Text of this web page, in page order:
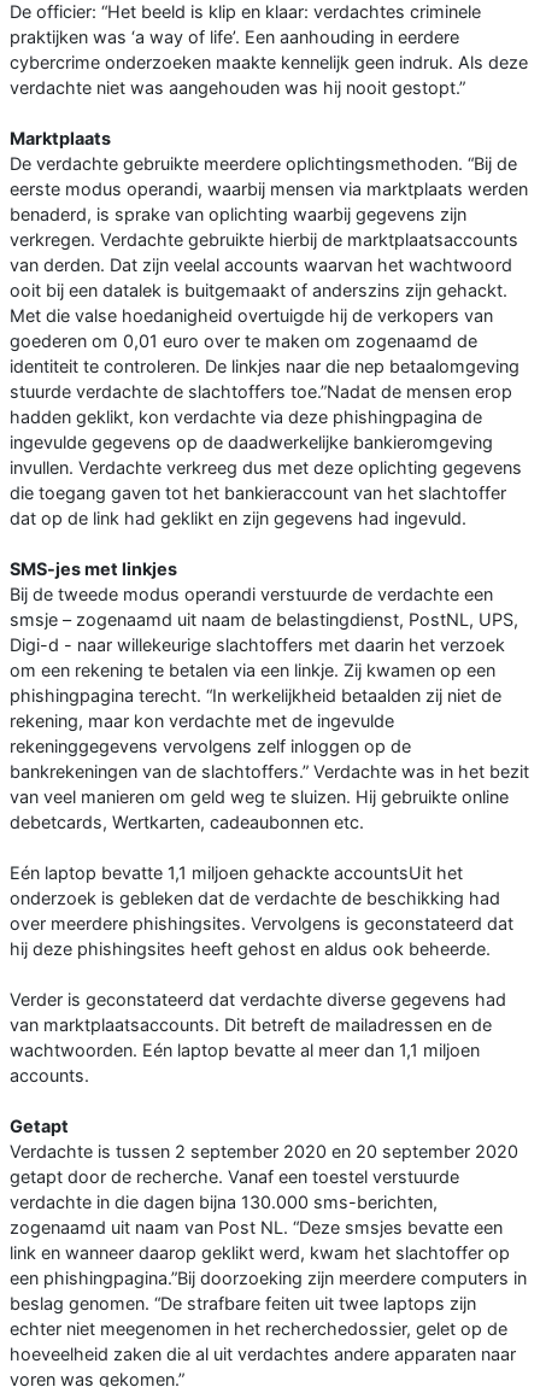
De officier: “Het beeld is klip en klaar: verdachtes criminele
praktijken was ‘a way of life’. Een aanhouding in eerdere
cybercrime onderzoeken maakte kennelijk geen indruk. Als deze
verdachte niet was aangehouden was hij nooit gestopt.”
Marktplaats
De verdachte gebruikte meerdere oplichtingsmethoden. “Bij de
eerste modus operandi, waarbij mensen via marktplaats werden
benaderd, is sprake van oplichting waarbij gegevens zijn
verkregen. Verdachte gebruikte hierbij de marktplaatsaccounts
van derden. Dat zijn veelal accounts waarvan het wachtwoord
ooit bij een datalek is buitgemaakt of anderszins zijn gehackt.
Met die valse hoedanigheid overtuigde hij de verkopers van
goederen om 0,01 euro over te maken om zogenaamd de
identiteit te controleren. De linkjes naar die nep betaalomgeving
stuurde verdachte de slachtoffers toe.”Nadat de mensen erop
hadden geklikt, kon verdachte via deze phishingpagina de
ingevulde gegevens op de daadwerkelijke bankieromgeving
invullen. Verdachte verkreeg dus met deze oplichting gegevens
die toegang gaven tot het bankieraccount van het slachtoffer
dat op de link had geklikt en zijn gegevens had ingevuld.
SMS-jes met linkjes
Bij de tweede modus operandi verstuurde de verdachte een
smsje – zogenaamd uit naam de belastingdienst, PostNL, UPS,
Digi-d - naar willekeurige slachtoffers met daarin het verzoek
om een rekening te betalen via een linkje. Zij kwamen op een
phishingpagina terecht. “In werkelijkheid betaalden zij niet de
rekening, maar kon verdachte met de ingevulde
rekeninggegevens vervolgens zelf inloggen op de
bankrekeningen van de slachtoffers.” Verdachte was in het bezit
van veel manieren om geld weg te sluizen. Hij gebruikte online
debetcards, Wertkarten, cadeaubonnen etc.
Eén laptop bevatte 1,1 miljoen gehackte accountsUit het
onderzoek is gebleken dat de verdachte de beschikking had
over meerdere phishingsites. Vervolgens is geconstateerd dat
hij deze phishingsites heeft gehost en aldus ook beheerde.
Verder is geconstateerd dat verdachte diverse gegevens had
van marktplaatsaccounts. Dit betreft de mailadressen en de
wachtwoorden. Eén laptop bevatte al meer dan 1,1 miljoen
accounts.
Getapt
Verdachte is tussen 2 september 2020 en 20 september 2020
getapt door de recherche. Vanaf een toestel verstuurde
verdachte in die dagen bijna 130.000 sms-berichten,
zogenaamd uit naam van Post NL. “Deze smsjes bevatte een
link en wanneer daarop geklikt werd, kwam het slachtoffer op
een phishingpagina.”Bij doorzoeking zijn meerdere computers in
beslag genomen. “De strafbare feiten uit twee laptops zijn
echter niet meegenomen in het recherchedossier, gelet op de
hoeveelheid zaken die al uit verdachtes andere apparaten naar
voren was gekomen.”